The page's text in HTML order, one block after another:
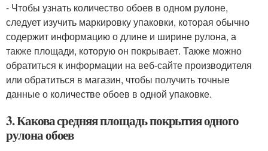
- Чтобы узнать количество обоев в одном рулоне,
следует изучить маркировку упаковки, которая обычно
содержит информацию о длине и ширине рулона, а
также площади, которую он покрывает. Также можно
обратиться к информации на веб-сайте производителя
или обратиться в магазин, чтобы получить точные
данные о количестве обоев в одной упаковке.
3. Какова средняя площадь покрытия одного
рулона обоев